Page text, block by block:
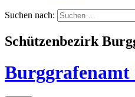
Suchen nach:
Schützenbezirk
Burggrafenamt